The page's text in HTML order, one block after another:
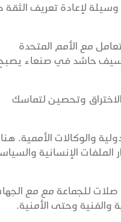
لإعادة تعريف الثقة
مع الأمم المتحدة
سيف حاشد في صنعاء
وتحصين لتماسك
والوكالات الأممية.
الإنسانية
صلات للجماعة مع مع
والفنية وحتى الأمنية.